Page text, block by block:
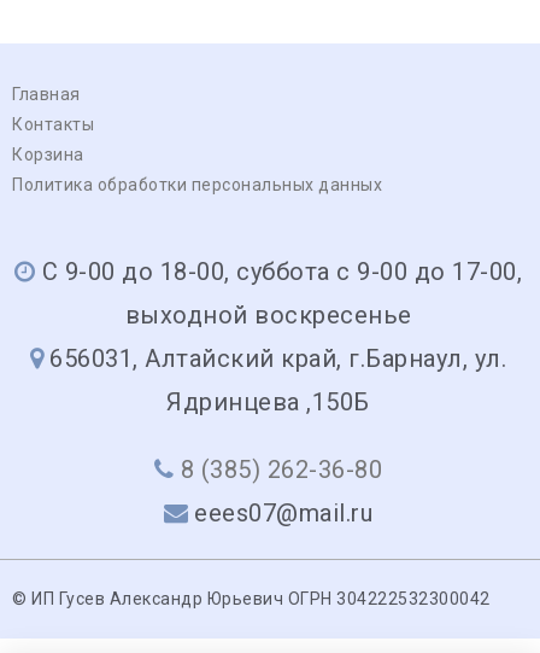
Главная
Контакты
Корзина
Политика обработки персональных данных
С 9-00 до 18-00, суббота с 9-00 до 17-00,
выходной воскресенье
656031, Алтайский край, г.Барнаул, ул.
Ядринцева ,150Б
8 (385) 262-36-80
eees07@mail.ru
© ИП Гусев Александр Юрьевич ОГРН 304222532300042